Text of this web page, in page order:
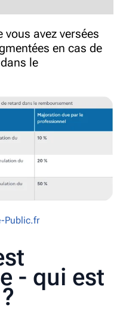
vous avez versées
en cas de
le
Public.fr
- qui est